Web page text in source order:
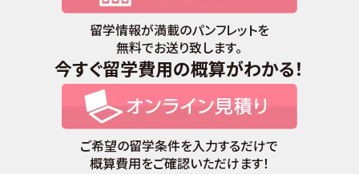
留学情報が満載のパンフレットを
無料でお送り致します。
今すぐ留学費用の概算がわかる！
ご希望の留学条件を入力するだけで
概算費用をご確認いただけます！